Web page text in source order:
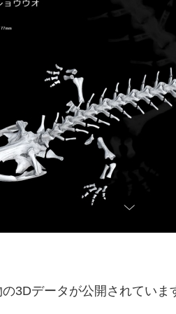
3Dデータが公開されていま